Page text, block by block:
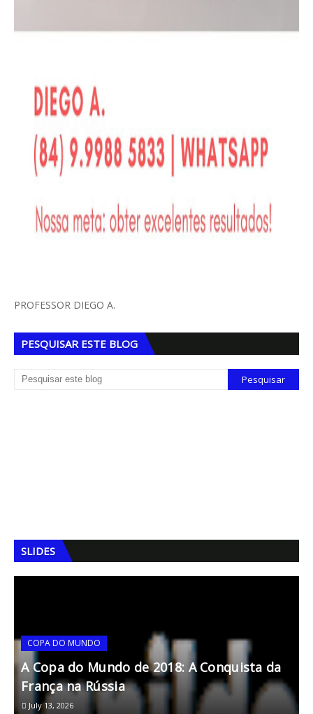
PROFESSOR DIEGO A.
PESQUISAR ESTE BLOG
SLIDES
COPA DO MUNDO
A Copa do Mundo de 2018: A Conquista da
França na Rússia
July 13, 2026